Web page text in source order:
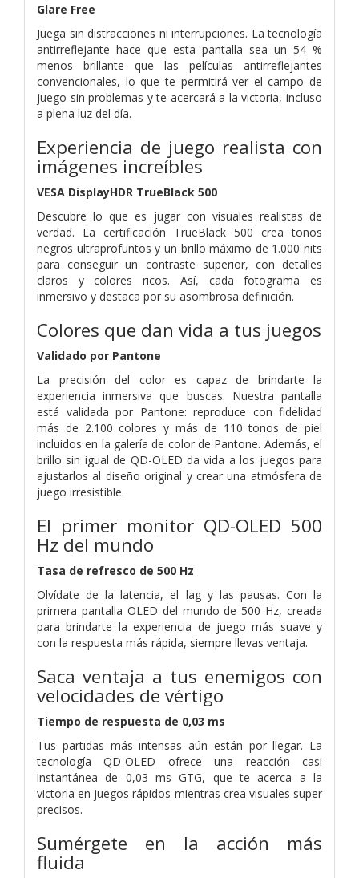
Glare Free
Juega sin distracciones ni interrupciones. La tecnología
antirreflejante hace que esta pantalla sea un 54 %
menos brillante que las películas antirreflejantes
convencionales, lo que te permitirá ver el campo de
juego sin problemas y te acercará a la victoria, incluso
a plena luz del día.
Experiencia de juego realista con
imágenes increíbles
VESA DisplayHDR TrueBlack 500
Descubre lo que es jugar con visuales realistas de
verdad. La certificación TrueBlack 500 crea tonos
negros ultraprofuntos y un brillo máximo de 1.000 nits
para conseguir un contraste superior, con detalles
claros y colores ricos. Así, cada fotograma es
inmersivo y destaca por su asombrosa definición.
Colores que dan vida a tus juegos
Validado por Pantone
La precisión del color es capaz de brindarte la
experiencia inmersiva que buscas. Nuestra pantalla
está validada por Pantone: reproduce con fidelidad
más de 2.100 colores y más de 110 tonos de piel
incluidos en la galería de color de Pantone. Además, el
brillo sin igual de QD-OLED da vida a los juegos para
ajustarlos al diseño original y crear una atmósfera de
juego irresistible.
El primer monitor QD-OLED 500
Hz del mundo
Tasa de refresco de 500 Hz
Olvídate de la latencia, el lag y las pausas. Con la
primera pantalla OLED del mundo de 500 Hz, creada
para brindarte la experiencia de juego más suave y
con la respuesta más rápida, siempre llevas ventaja.
Saca ventaja a tus enemigos con
velocidades de vértigo
Tiempo de respuesta de 0,03 ms
Tus partidas más intensas aún están por llegar. La
tecnología QD-OLED ofrece una reacción casi
instantánea de 0,03 ms GTG, que te acerca a la
victoria en juegos rápidos mientras crea visuales super
precisos.
Sumérgete en la acción más
fluida